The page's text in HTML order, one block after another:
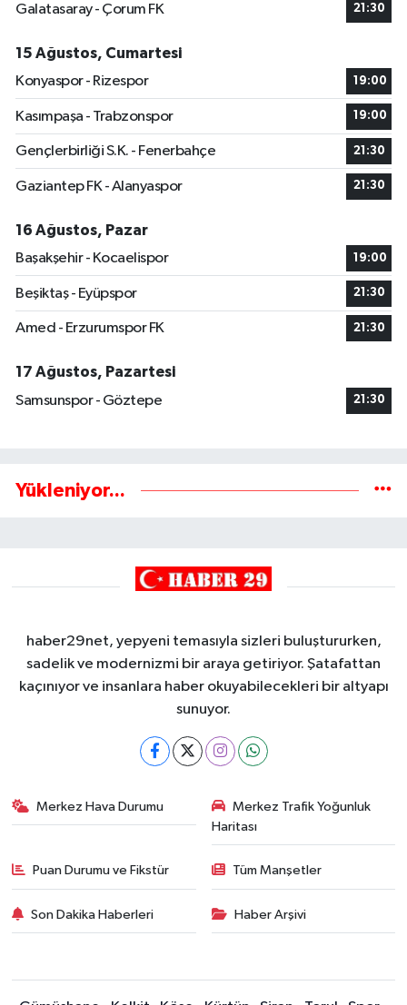
Galatasaray - Çorum FK
21:30
15 Ağustos, Cumartesi
Konyaspor - Rizespor
19:00
Kasımpaşa - Trabzonspor 19:00
Gençlerbirliği S.K. - Fenerbahçe 21:30
Gaziantep FK - Alanyaspor 21:30
16 Ağustos, Pazar
Başakşehir - Kocaelispor
19:00
Beşiktaş - Eyüpspor 21:30
Amed - Erzurumspor FK 21:30
17 Ağustos, Pazartesi
Samsunspor - Göztepe
21:30
Yükleniyor...
haber29net, yepyeni temasıyla sizleri buluştururken,
sadelik ve modernizmi bir araya getiriyor. Şatafattan
kaçınıyor ve insanlara haber okuyabilecekleri bir altyapı
sunuyor.
Merkez Hava Durumu
Merkez Trafik Yoğunluk
Haritası
Puan Durumu ve Fikstür Tüm Manşetler
Son Dakika Haberleri Haber Arşivi